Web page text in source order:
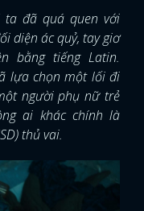
ta đã quá quen với
diện ác quỷ, tay giơ
bằng tiếng Latin.
lựa chọn một lối đi
người phụ nữ trẻ
ai khác chính là
thủ vai.